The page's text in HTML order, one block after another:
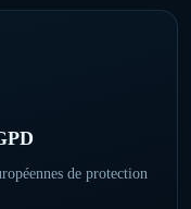
de protection